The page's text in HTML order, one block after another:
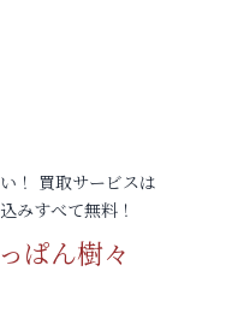
！ 買取サービスは
みすべて無料！
ぱん樹々